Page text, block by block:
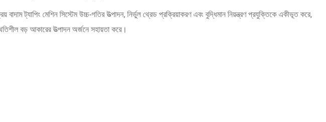
বাদাম ট্যাপিং মেশিন সিস্টেম উচ্চ-গতির উত্পাদন, নির্ভুল থ্রেড প্রক্রিয়াকরণ এবং বুদ্ধিমান নিয়ন্ত্রণ প্রযুক্তিকে একীভূত করে,
বড় আকারের উত্পাদন অর্জনে সহায়তা করে।